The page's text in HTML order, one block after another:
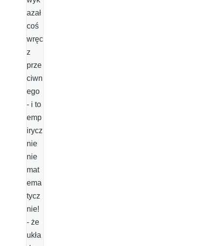
azał
coś
wręc
z
prze
ciwn
ego
- i to
emp
irycz
nie
nie
mat
ema
tycz
nie!
- że
ukła